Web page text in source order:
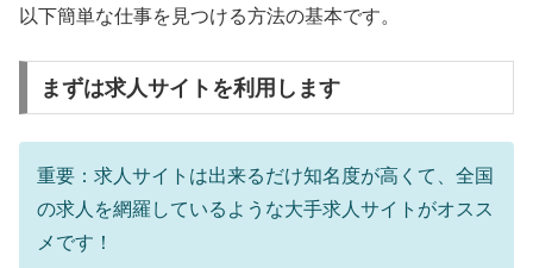
以下簡単な仕事を見つける方法の基本です。
まずは求人サイトを利用します
重要：求人サイトは出来るだけ知名度が高くて、全国
の求人を網羅しているような大手求人サイトがオスス
メです！